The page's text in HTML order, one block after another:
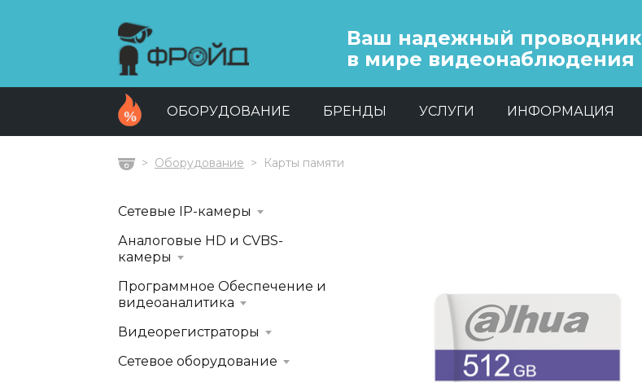
Ваш надежный проводник
в мире видеонаблюдения
ОБОРУДОВАНИЕ БРЕНДЫ УСЛУГИ ИНФОРМАЦИЯ
ГлавнаяОборудование Карты памяти
Сетевые IP-камеры
Аналоговые HD и CVBS-
камеры
Программное Обеспечение и
видеоаналитика
Видеорегистраторы
Сетевое оборудование